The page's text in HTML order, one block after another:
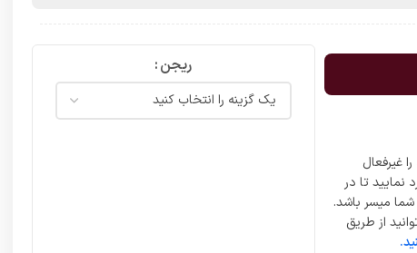
غیرفعال
نمایید تا در
شما میسر باشد.
از طریق
ریجن